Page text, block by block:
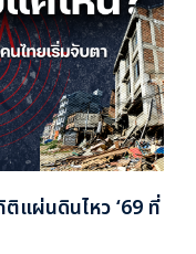
แผ่นดินไหว ‘69 ที่